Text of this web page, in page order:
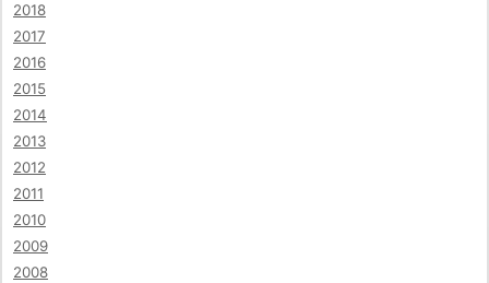
2018
2017
2016
2015
2014
2013
2012
2011
2010
2009
2008